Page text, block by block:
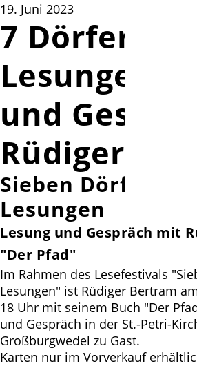
19. Juni 2023
7 Dörfer - 7
Lesungen:
und
Rüdiger
Sieben Dörfer -
Lesungen
Lesung und Gespräch mit
"Der Pfad"
Im Rahmen des Lesefestivals
Lesungen" ist Rüdiger Bertram
18 Uhr mit seinem Buch "Der
und Gespräch in der St.-Petri-
Großburgwedel zu Gast.
Karten nur im Vorverkauf